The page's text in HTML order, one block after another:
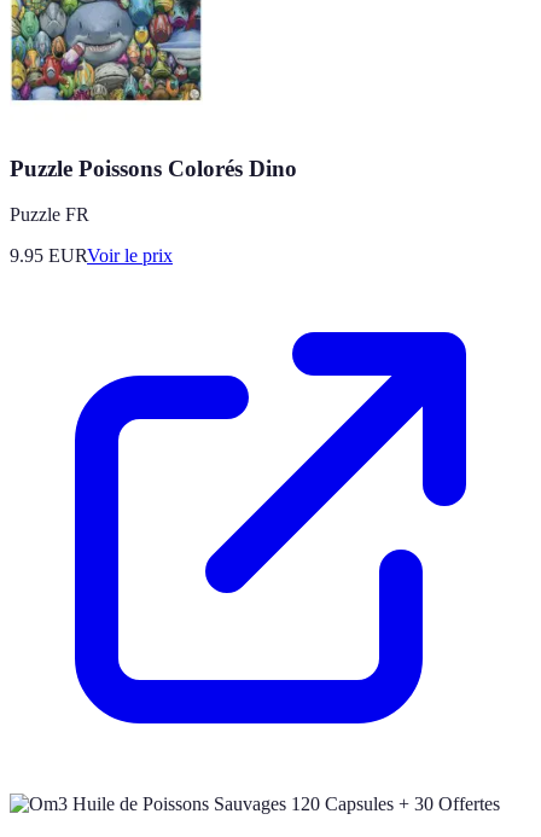
Puzzle Poissons Colorés Dino
Puzzle FR
9.95 EURVoir le prix